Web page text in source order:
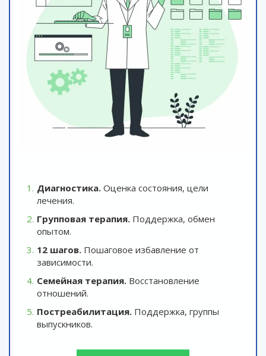
Диагностика. Оценка состояния, цели
лечения.
Групповая терапия. Поддержка, обмен
опытом.
12 шагов. Пошаговое избавление от
зависимости.
Семейная терапия. Восстановление
отношений.
Постреабилитация. Поддержка, группы
выпускников.